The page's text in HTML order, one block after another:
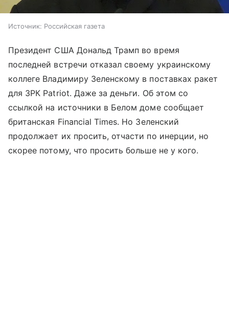
Источник: Российская газета
Президент США Дональд Трамп во время
последней встречи отказал своему украинскому
коллеге Владимиру Зеленскому в поставках ракет
для ЗРК Patriot. Даже за деньги. Об этом со
ссылкой на источники в Белом доме сообщает
британская Financial Times. Но Зеленский
продолжает их просить, отчасти по инерции, но
скорее потому, что просить больше не у кого.